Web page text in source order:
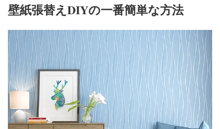
壁紙張替えDIYの一番簡単な方法